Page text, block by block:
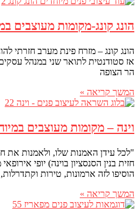
הונג קונג-מקומות מעוצבים
הונג קונג – מזרח פינת מערב חזרתי
אז סטודנטית לתואר שני במנהל
הר הצופה
המשך קריאה »
וינה – מקומות מעוצבים
"לכל עידן האמנות שלו, ולאמנות
חזית בנין הסנסציון בוינה) יופי
הוסיפו לזה ארמונות, טירות
המשך קריאה »